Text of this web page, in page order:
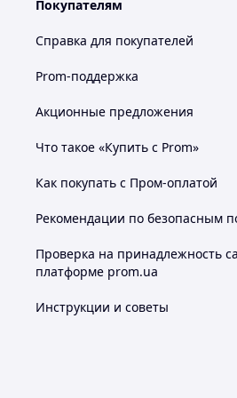
Цена, указанная на сайте в
Покупателям
Справка для покупателей
Prom-поддержка
Акционные предложения
Что такое «Купить с Prom»
Как покупать с Пром-оплатой
Рекомендации по безопасным
Проверка на принадлежность
платформе prom.ua
Инструкции и советы